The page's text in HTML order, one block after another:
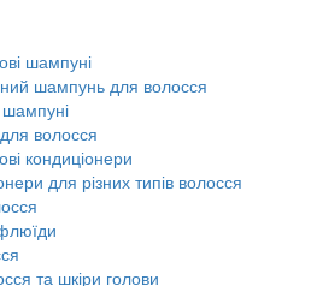
шампуні
шампунь для волосся
шампуні
волосся
кондиціонери
для різних типів волосся
та шкіри голови